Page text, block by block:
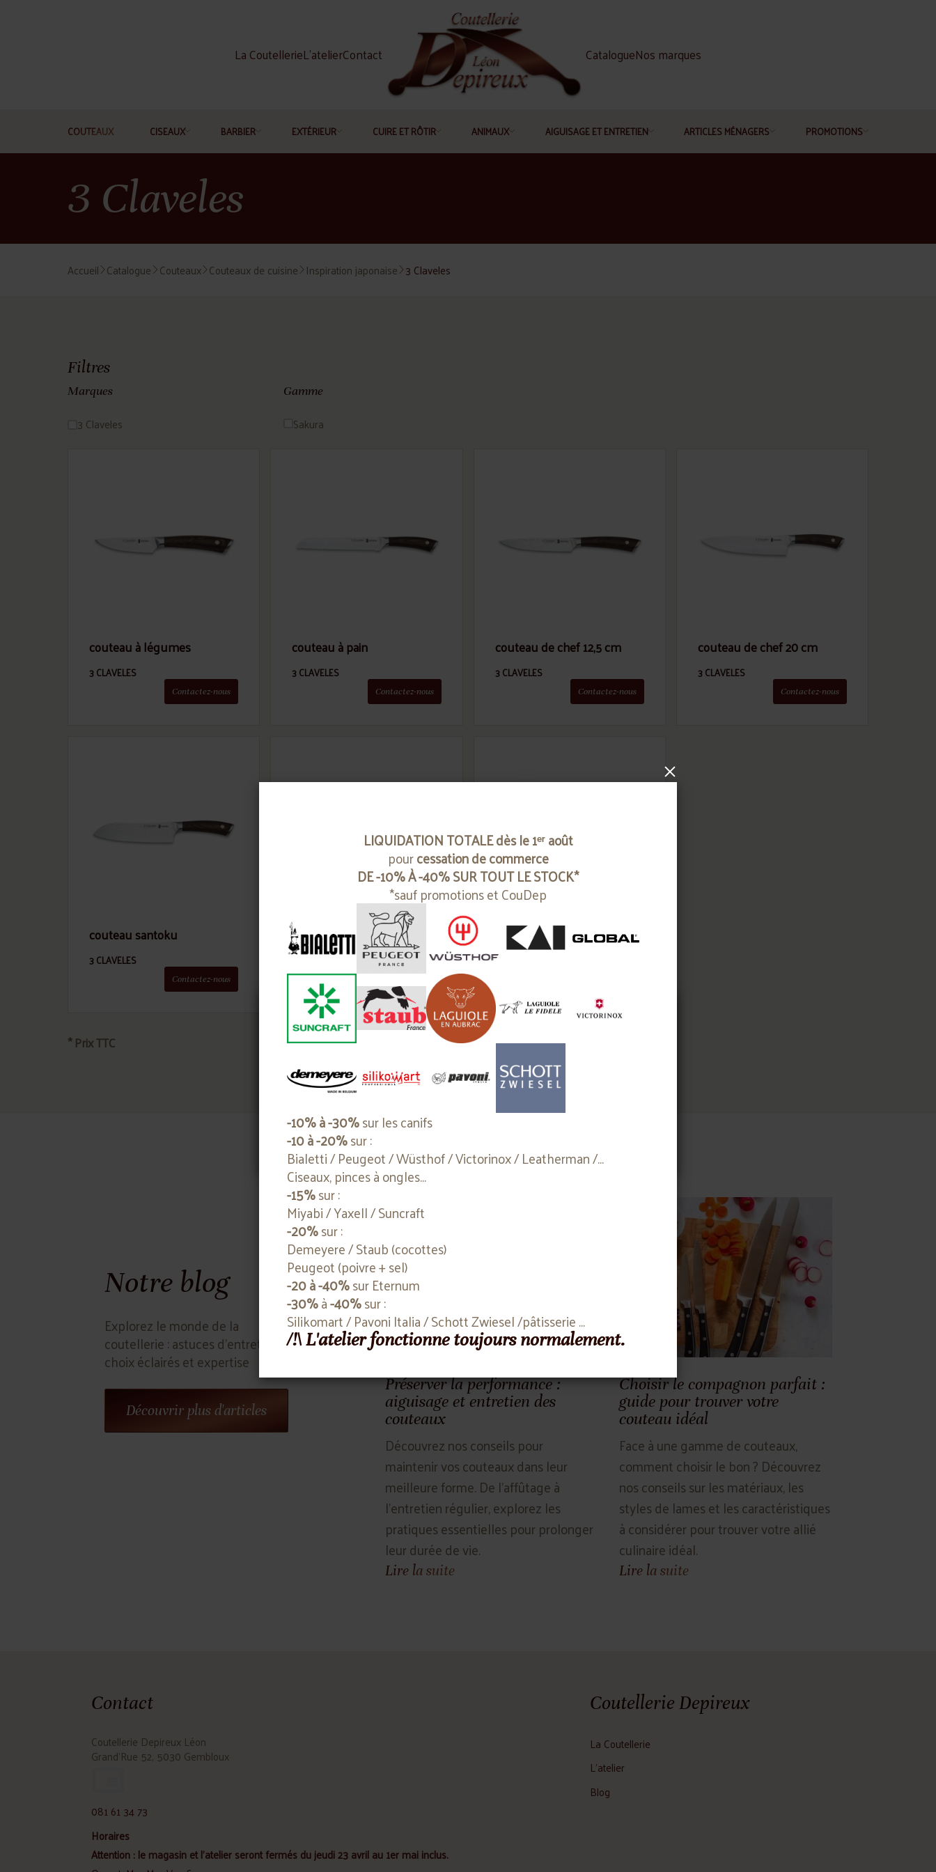
La CoutellerieL'atelierContact CatalogueNos marques
COUTEAUX CISEAUX BARBIER EXTÉRIEUR CUIRE ET RÔTIR ANIMAUX AIGUISAGE ET ENTRETIEN ARTICLES MÉNAGERS PROMOTIONS
3 Claveles
Accueil Catalogue Couteaux Couteaux de cuisine Inspiration japonaise 3 Claveles
Filtres
Marques
3 Claveles
Gamme
Sakura
couteau à légumes
3 CLAVELES
Contactez-nous
couteau à pain
3 CLAVELES
Contactez-nous
couteau de chef 12,5 cm
3 CLAVELES
Contactez-nous
couteau de chef 20 cm
3 CLAVELES
Contactez-nous
couteau santoku
3 CLAVELES
Contactez-nous
couteau usuba
3 CLAVELES
set 3 couteaux
3 CLAVELES
* Prix TTC
Notre blog
Explorez le monde de la
coutellerie : astuces d'entretien,
choix éclairés et expertise
Découvrir plus d'articles
Préserver la performance :
aiguisage et entretien des
couteaux
Découvrez nos conseils pour
maintenir vos couteaux dans leur
meilleure forme. De l'affûtage à
l'entretien régulier, explorez les
pratiques essentielles pour prolonger
leur durée de vie.
Lire la suite
Choisir le compagnon parfait :
guide pour trouver votre
couteau idéal
Face à une gamme de couteaux,
comment choisir le bon ? Découvrez
nos conseils sur les matériaux, les
styles de lames et les caractéristiques
à considérer pour trouver votre allié
culinaire idéal.
Lire la suite
Contact
Coutellerie Depireux Léon
Grand'Rue 52, 5030 Gembloux
081 61 34 73
Horaires
Attention : le magasin et l'atelier seront fermés du jeudi 23 avril au 1er mai inclus.
Coutellerie Depireux
La Coutellerie
L'atelier
Blog
Cookies
notre site. Vous pouvez en savoir plus sur les cookies que nous utilisons
ou les désactiver dans lesParamètres de cookies
Paramètres de cookies
×
LIQUIDATION TOTALE dès le 1ᵉʳ août
pourcessation de commerce
DE -10% À -40% SUR TOUT LE STOCK*
*sauf promotions et CouDep
-10% à -30%sur les canifs
-10 à -20%sur :
Bialetti / Peugeot / Wüsthof / Victorinox / Leatherman /...
Ciseaux, pinces à ongles...
-15%sur :
Miyabi / Yaxell / Suncraft
-20%sur :
Demeyere / Staub (cocottes)
Peugeot (poivre + sel)
-20 à -40%sur Eternum
-30%à-40%sur :
Silikomart / Pavoni Italia / Schott Zwiesel /pâtisserie ...
/!\ L'atelier fonctionne toujours normalement.